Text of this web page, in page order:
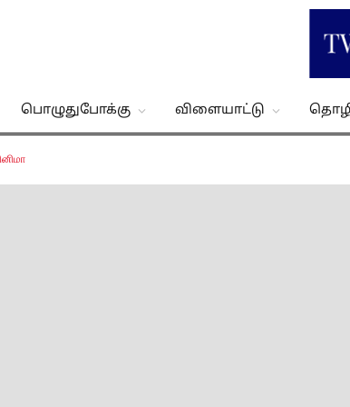
பொழுதுபோக்கு விளையாட்டு